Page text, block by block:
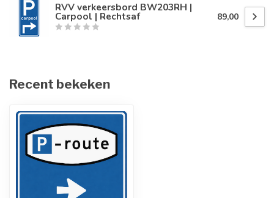
RVV verkeersbord BW203RH |
Carpool | Rechtsaf 89,00
Recent bekeken